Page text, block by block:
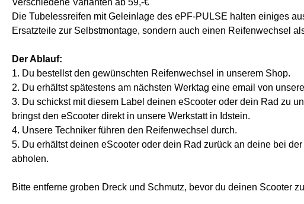
Verschiedene Varianten ab 59,-€
Die Tubelessreifen mit Geleinlage des ePF-PULSE halten einiges
Ersatzteile zur Selbstmontage, sondern auch einen Reifenwechsel
Der Ablauf:
1. Du bestellst den gewünschten Reifenwechsel in unserem Shop.
2. Du erhältst spätestens am nächsten Werktag eine email von
3. Du schickst mit diesem Label deinen eScooter oder dein Rad zu
bringst den eScooter direkt in unsere Werkstatt in Idstein.
4. Unsere Techniker führen den Reifenwechsel durch.
5. Du erhältst deinen eScooter oder dein Rad zurück an deine bei
abholen.
Bitte entferne groben Dreck und Schmutz, bevor du deinen Scooter